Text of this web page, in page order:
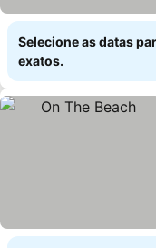
Selecione as datas
exatos.